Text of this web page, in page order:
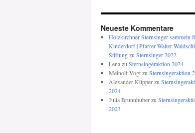
Neueste Kommentare
Holzkirchner Sternsinger sammeln
Kinderdorf | Pfarrer Walter
Stiftungzu Sternsinger 2022
Lenazu Sternsingeraktion 2024
Meinolf Vogtzu Sternsingeraktion
Alexander Küpperzu
2024
Julia Brunnhuberzu
2023